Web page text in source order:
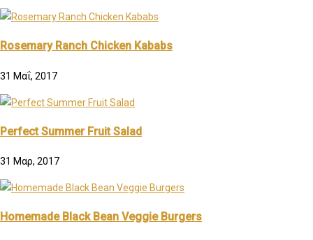
Rosemary Ranch Chicken Kababs
31 Μαΐ, 2017
Perfect Summer Fruit Salad
31 Μαρ, 2017
Homemade Black Bean Veggie Burgers